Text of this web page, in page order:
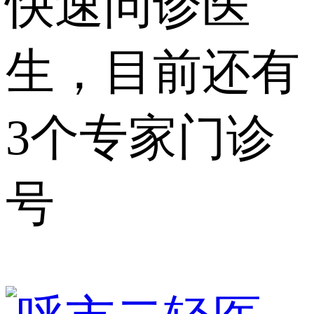
生，目前还有
3个专家门诊
号